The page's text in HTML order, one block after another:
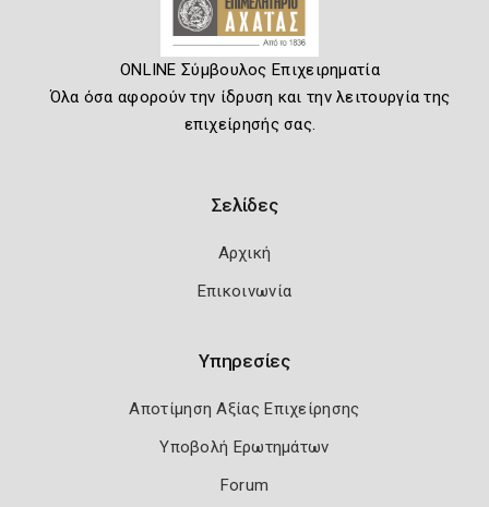
ONLINE Σύμβουλος Επιχειρηματία
Όλα όσα αφορούν την ίδρυση και την λειτουργία της
επιχείρησής σας.
Σελίδες
Αρχική
Επικοινωνία
Υπηρεσίες
Αποτίμηση Αξίας Επιχείρησης
Υποβολή Ερωτημάτων
Forum